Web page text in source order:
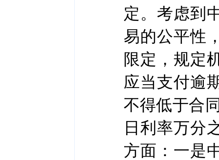
定。考虑到
易的公平性
限定，规定
应当支付逾
不得低于合
日利率万分
方面：一是